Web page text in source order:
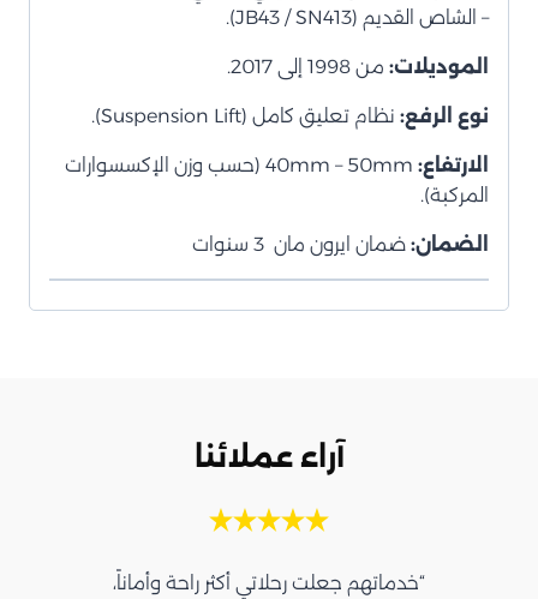
– الشاص القديم (JB43 / SN413).
الموديلات: من 1998 إلى 2017.
نوع الرفع: نظام تعليق كامل (Suspension Lift).
الارتفاع:
40mm – 50mm (حسب وزن الإكسسوارات
المركبة).
الضمان: ضمان ايرون مان 3 سنوات
آراء عملائنا
“خدماتهم جعلت رحلاتي أكثر راحة وأماناً،